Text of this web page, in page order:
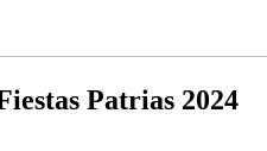
Patrias 2024